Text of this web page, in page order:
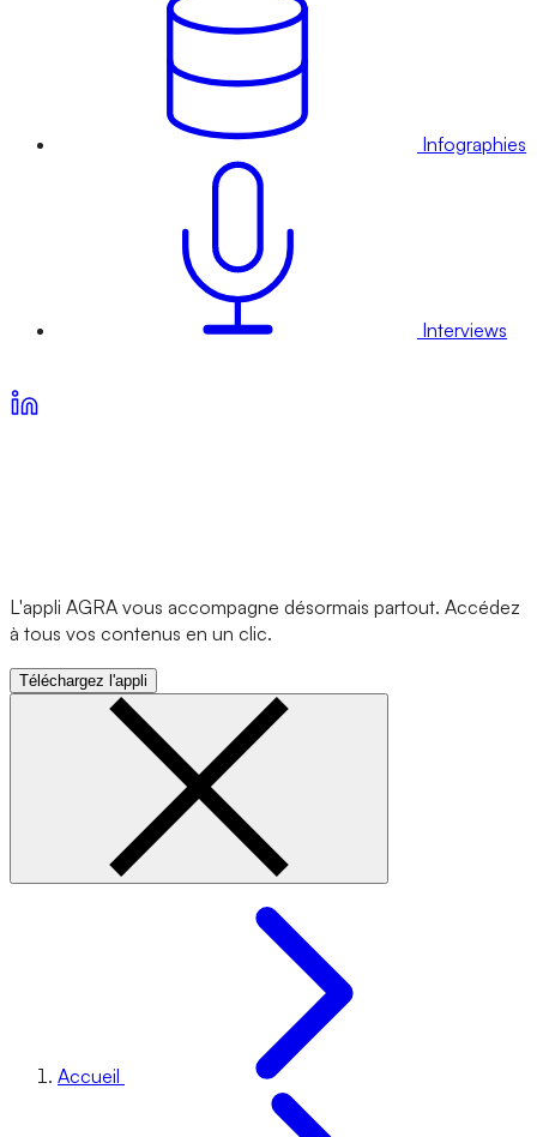
Infographies
Interviews
L'appli AGRA vous accompagne désormais partout. Accédez
à tous vos contenus en un clic.
Téléchargez l'appli
Accueil